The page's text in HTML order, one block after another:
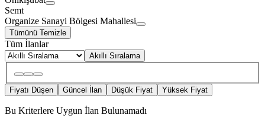
Semt
Organize Sanayi Bölgesi Mahallesi
Tümünü Temizle
Tüm İlanlar
Akıllı Sıralama
Fiyatı Düşen Güncel İlan Düşük Fiyat Yüksek Fiyat
Bu Kriterlere Uygun İlan Bulunamadı